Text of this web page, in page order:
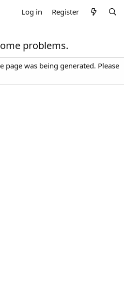
Log in Register
problems.
page was being generated. Please